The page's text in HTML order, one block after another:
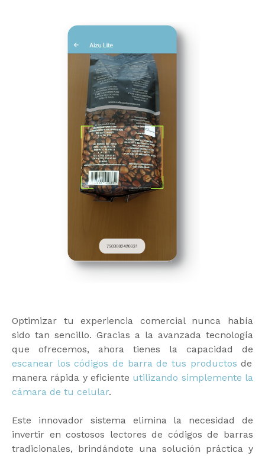
Optimizar tu experiencia comercial nunca había
sido tan sencillo. Gracias a la avanzada tecnología
que ofrecemos, ahora tienes la capacidad de
escanear los códigos de barra de tus productos de
manera rápida y eficiente utilizando simplemente la
cámara de tu celular.
Este innovador sistema elimina la necesidad de
invertir en costosos lectores de códigos de barras
tradicionales, brindándote una solución práctica y